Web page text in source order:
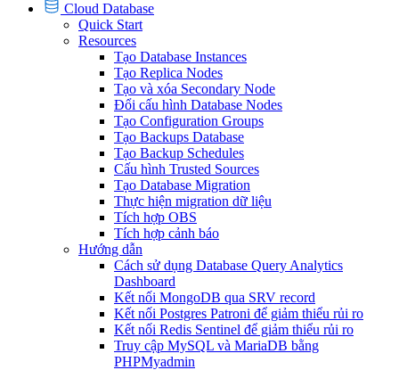
Cloud Database
Quick Start
Resources
Tạo Database Instances
Tạo Replica Nodes
Tạo và xóa Secondary Node
Đổi cấu hình Database Nodes
Tạo Configuration Groups
Tạo Backups Database
Tạo Backup Schedules
Cấu hình Trusted Sources
Tạo Database Migration
Thực hiện migration dữ liệu
Tích hợp OBS
Tích hợp cảnh báo
Hướng dẫn
Cách sử dụng Database Query Analytics
Dashboard
Kết nối MongoDB qua SRV record
Kết nối Postgres Patroni để giảm thiểu rủi ro
Kết nối Redis Sentinel để giảm thiểu rủi ro
Truy cập MySQL và MariaDB bằng
PHPMyadmin